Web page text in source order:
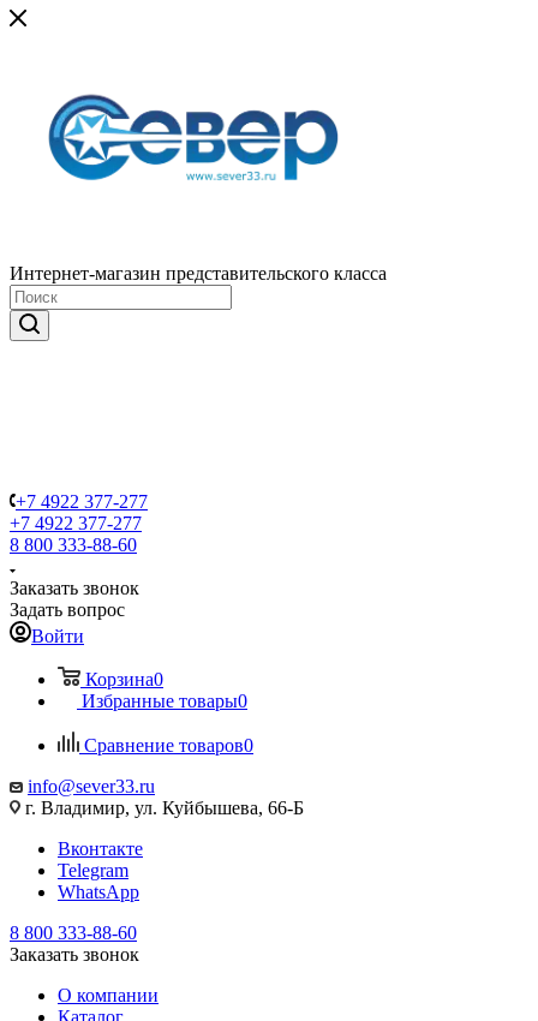
Интернет-магазин представительского класса
+7 4922 377-277
+7 4922 377-277
8 800 333-88-60
Заказать звонок
Задать вопрос
Войти
Корзина0
Избранные товары0
Сравнение товаров0
info@sever33.ru
г. Владимир, ул. Куйбышева, 66-Б
Вконтакте
Telegram
WhatsApp
8 800 333-88-60
Заказать звонок
О компании
Каталог